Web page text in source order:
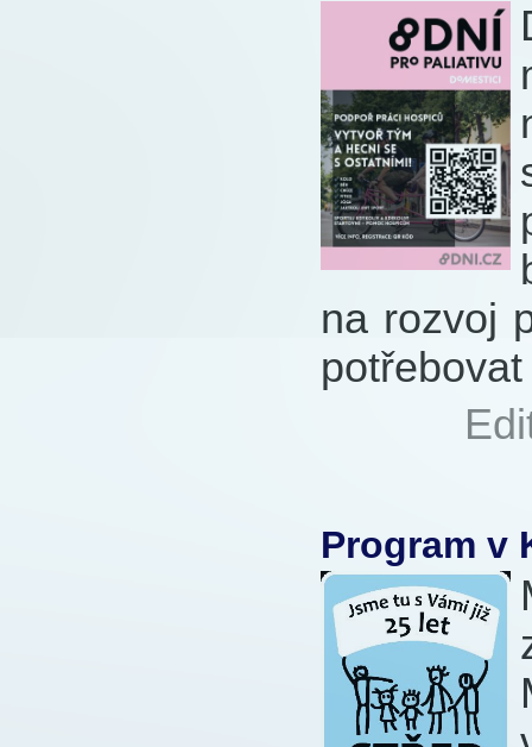
na rozvoj
Program v